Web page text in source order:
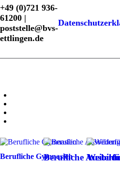
+49 (0)721 936-
61200 |
poststelle@bvs-
ettlingen.de
Berufliche Gymnasien
Berufliche